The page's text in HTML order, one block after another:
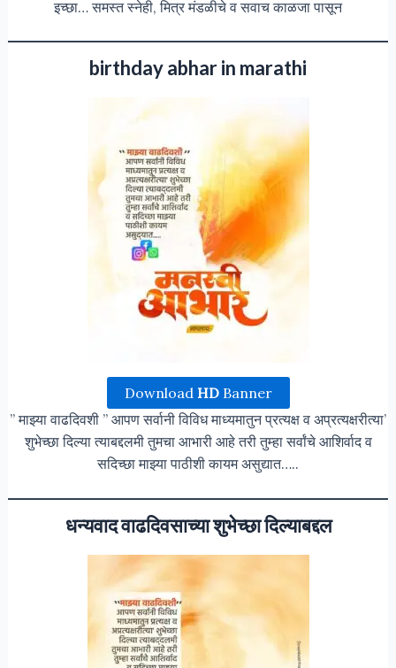
इच्छा… समस्त स्नेही, मित्र मंडळीचे व सवाच काळजा पासून
birthday abhar in marathi
Download HDBanner
” माझ्या वाढदिवशी ” आपण सर्वानी विविध माध्यमातुन प्रत्यक्ष व अप्रत्यक्षरीत्या’
शुभेच्छा दिल्या त्याबद्दलमी तुमचा आभारी आहे तरी तुम्हा सर्वांचे आशिर्वाद व
सदिच्छा माझ्या पाठीशी कायम असुद्यात…..
धन्यवाद वाढदिवसाच्या शुभेच्छा दिल्याबद्दल